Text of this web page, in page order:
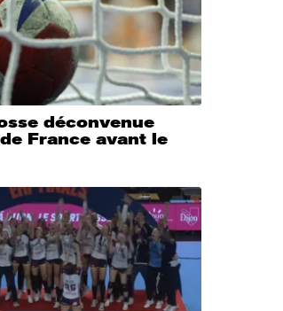
déconvenue
France avant le